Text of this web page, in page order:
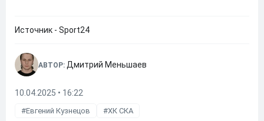
Источник - Sport24
АВТОР: Дмитрий Меньшаев
10.04.2025 • 16:22
Евгений Кузнецов ХК СКА